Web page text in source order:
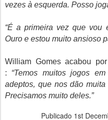
vezes à esquerda. Posso
“É a primeira vez que vou
Ouro e estou muito ansioso
William Gomes acabou
: “Temos muitos jogos
adeptos, que nos dão
Precisamos muito deles.”
Publicado 1st